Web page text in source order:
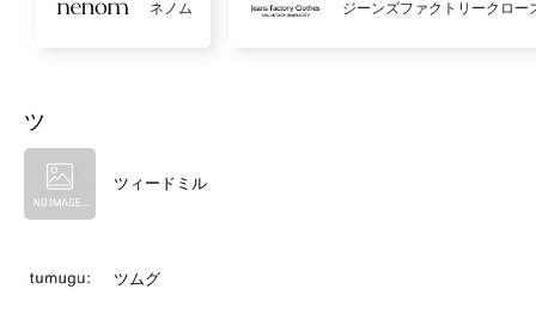
ネノム ジーンズファクトリークロー
ツ
ツィードミル
ツムグ